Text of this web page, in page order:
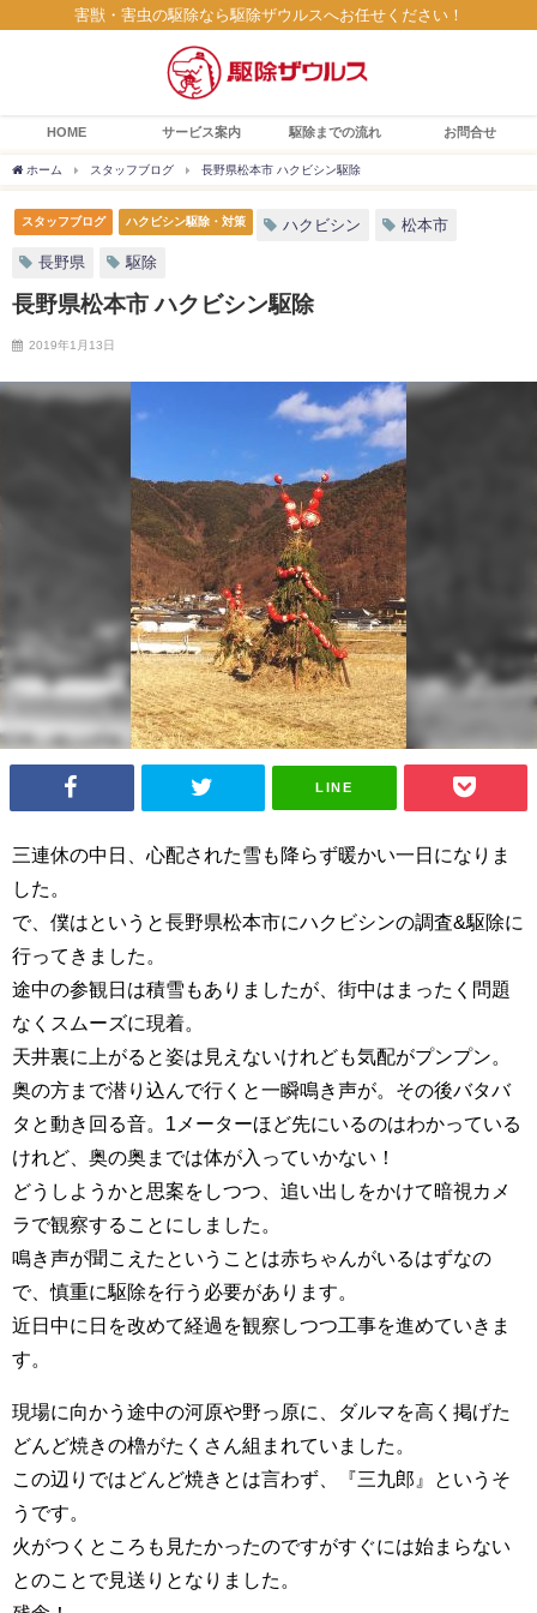
害獣・害虫の駆除なら駆除ザウルスへお任せください！
HOME サービス案内 駆除までの流れ お問合せ
ホーム スタッフブログ 長野県松本市 ハクビシン駆除
スタッフブログ ハクビシン駆除・対策 ハクビシン 松本市
長野県 駆除
長野県松本市 ハクビシン駆除
2019年1月13日
LINE
三連休の中日、心配された雪も降らず暖かい一日になりま
した。
で、僕はというと長野県松本市にハクビシンの調査&駆除に
行ってきました。
途中の参観日は積雪もありましたが、街中はまったく問題
なくスムーズに現着。
天井裏に上がると姿は見えないけれども気配がプンプン。
奥の方まで潜り込んで行くと一瞬鳴き声が。その後バタバ
タと動き回る音。1メーターほど先にいるのはわかっている
けれど、奥の奥までは体が入っていかない！
どうしようかと思案をしつつ、追い出しをかけて暗視カメ
ラで観察することにしました。
鳴き声が聞こえたということは赤ちゃんがいるはずなの
で、慎重に駆除を行う必要があります。
近日中に日を改めて経過を観察しつつ工事を進めていきま
す。
現場に向かう途中の河原や野っ原に、ダルマを高く掲げた
どんど焼きの櫓がたくさん組まれていました。
この辺りではどんど焼きとは言わず、『三九郎』というそ
うです。
火がつくところも見たかったのですがすぐには始まらない
とのことで見送りとなりました。